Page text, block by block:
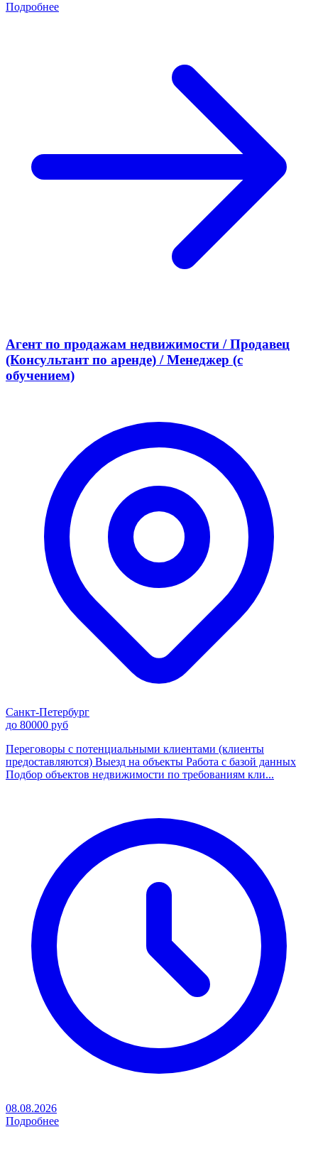
Подробнее
Агент по продажам недвижимости / Продавец
(Консультант по аренде) / Менеджер (с
обучением)
Санкт-Петербург
до 80000 руб
Переговоры с потенциальными клиентами (клиенты
предоставляются) Выезд на объекты Работа с базой данных
Подбор объектов недвижимости по требованиям кли...
08.08.2026
Подробнее